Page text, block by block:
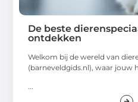
De beste
ontdekken
Welkom bij de wereld van
(barneveldgids.nl), waar jouw